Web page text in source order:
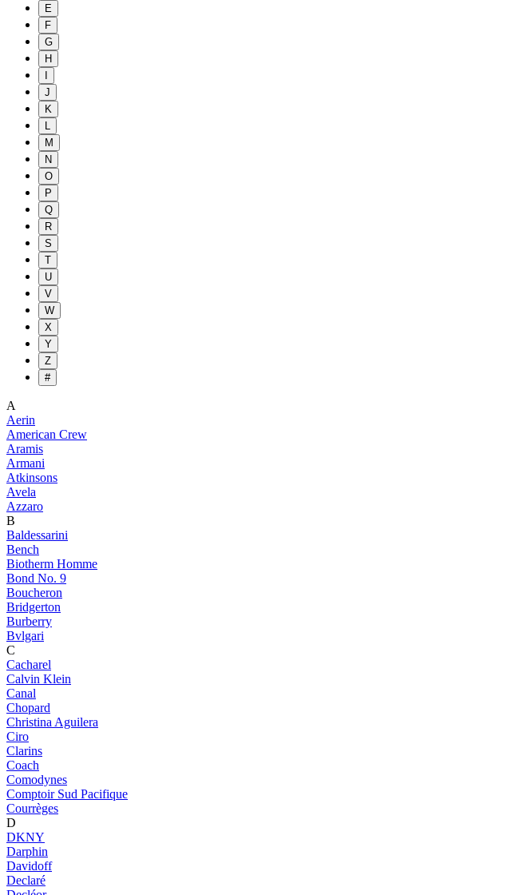
E
F
G
H
J
K
L
M
N
O
P
Q
R
S
T
U
V
W
X
Y
Z
#
A
Aerin
American Crew
Aramis
Armani
Atkinsons
Avela
Azzaro
B
Baldessarini
Bench
Biotherm Homme
Bond No. 9
Boucheron
Bridgerton
Burberry
Bvlgari
C
Cacharel
Calvin Klein
Canal
Chopard
Christina Aguilera
Ciro
Clarins
Coach
Comodynes
Comptoir Sud Pacifique
Courrèges
D
DKNY
Darphin
Davidoff
Declaré